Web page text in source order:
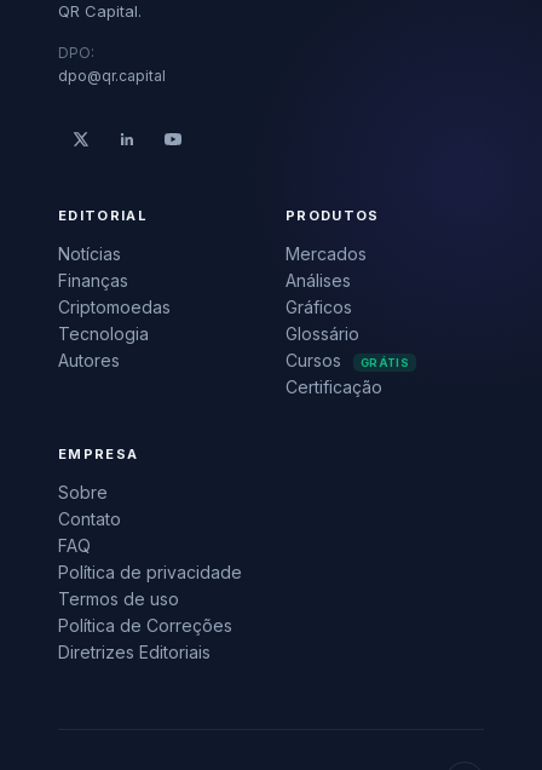
QR Capital.
DPO:
dpo@qr.capital
EDITORIAL
Notícias
Finanças
Criptomoedas
Tecnologia
Autores
PRODUTOS
Mercados
Análises
Gráficos
Glossário
Cursos
GRÁTIS
Certificação
EMPRESA
Sobre
Contato
FAQ
Política de privacidade
Termos de uso
Política de Correções
Diretrizes Editoriais